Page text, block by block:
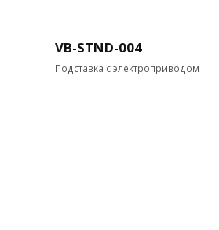
VB-STND-004
Подставка с электроприводом